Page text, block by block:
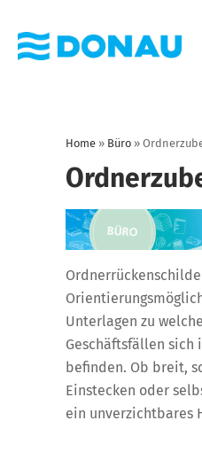
Home » Büro »
Unterlagen zu
Geschäftsfällen sich
befinden. Ob breit,
Einstecken oder
ein unverzichtbares